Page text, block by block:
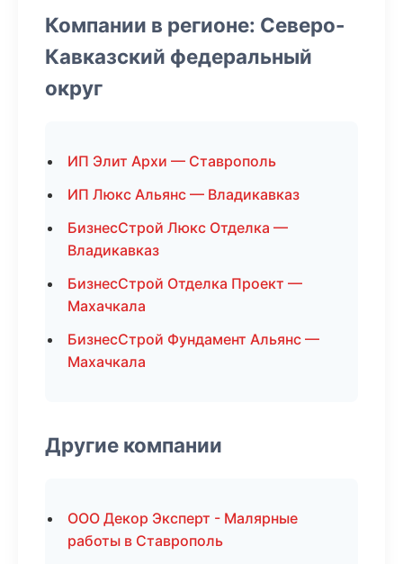
Компании в регионе: Северо-
Кавказский федеральный
округ
ИП Элит Архи — Ставрополь
ИП Люкс Альянс — Владикавказ
БизнесСтрой Люкс Отделка —
Владикавказ
БизнесСтрой Отделка Проект —
Махачкала
БизнесСтрой Фундамент Альянс —
Махачкала
Другие компании
ООО Декор Эксперт - Малярные
работы в Ставрополь